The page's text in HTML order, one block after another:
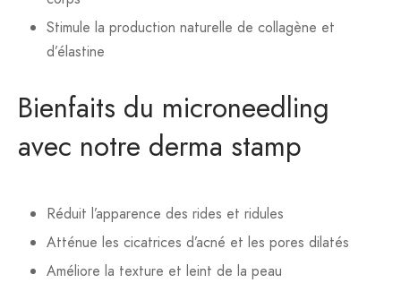
Stimule la production naturelle de collagène et
d’élastine
Bienfaits du microneedling
avec notre derma stamp
Réduit l’apparence des rides et ridules
Atténue les cicatrices d’acné et les pores dilatés
Améliore la texture et leint de la peau